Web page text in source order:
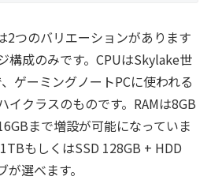
2つのバリエーションがあります
構成のみです。CPUはSkylake世
ゲーミングノートPCに使われる
イクラスのものです。RAMは8GB
まで増設が可能になっていま
もしくはSSD 128GB + HDD
選べます。